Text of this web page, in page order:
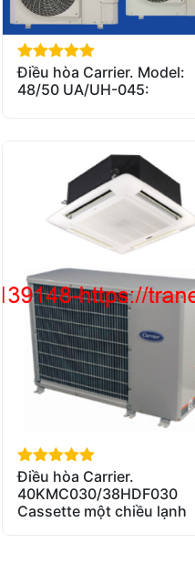
out of 5
Điều hòa Carrier. Model:
48/50 UA/UH-045:
out of 5
Điều hòa Carrier.
40KMC030/38HDF030
Cassette một chiều lạnh